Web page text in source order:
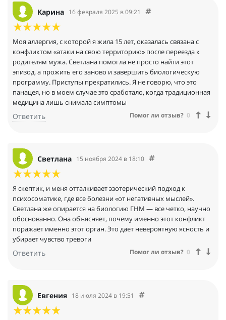
Карина 16 февраля 2025 в 09:21
Моя аллергия, с которой я жила 15 лет, оказалась связана с
конфликтом «атаки на свою территорию» после переезда к
родителям мужа. Светлана помогла не просто найти этот
эпизод, а прожить его заново и завершить биологическую
программу. Приступы прекратились. Я не говорю, что это
панацея, но в моем случае это сработало, когда традиционная
медицина лишь снимала симптомы
Ответить Помог ли отзыв? 0
Светлана 15 ноября 2024 в 18:10
Я скептик, и меня отталкивает эзотерический подход к
психосоматике, где все болезни «от негативных мыслей».
Светлана же опирается на биологию ГНМ — все четко, научно
обоснованно. Она объясняет, почему именно этот конфликт
поражает именно этот орган. Это дает невероятную ясность и
убирает чувство тревоги
Ответить Помог ли отзыв? 0
Евгения 18 июля 2024 в 19:51